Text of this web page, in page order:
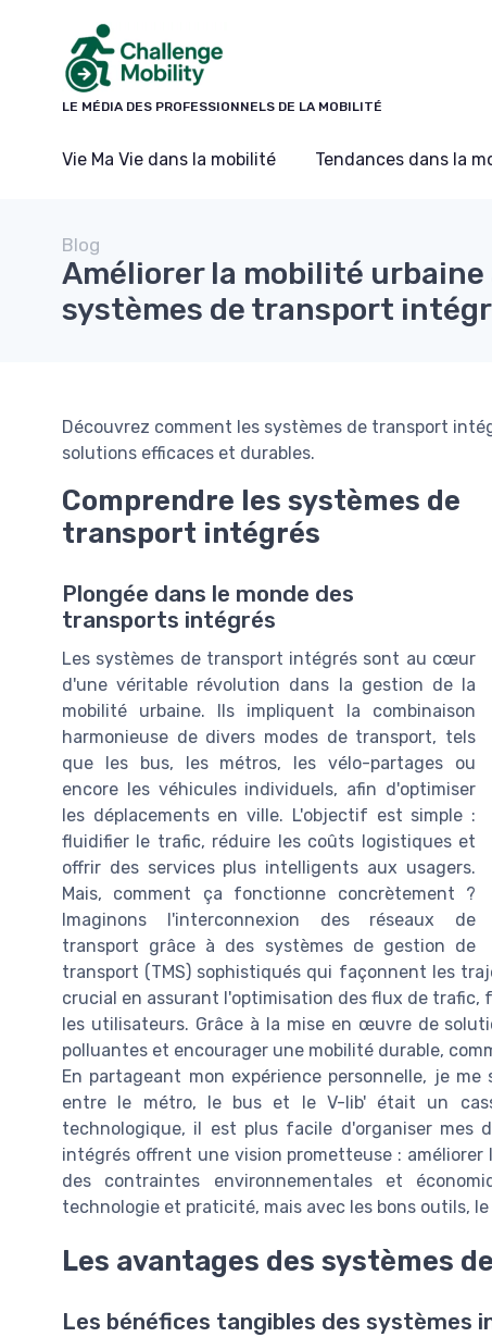
LE MÉDIA DES PROFESSIONNELS DE LA MOBILITÉ
Vie Ma Vie dans la mobilité Tendances dans la
Blog
Améliorer la mobilité urbaine
systèmes de transport
Découvrez comment les systèmes de transport
solutions efficaces et durables.
Comprendre les systèmes de
transport intégrés
Plongée dans le monde des
transports intégrés
Les systèmes de transport intégrés sont au cœur
d'une véritable révolution dans la gestion de la
mobilité urbaine. Ils impliquent la combinaison
harmonieuse de divers modes de transport, tels
que les bus, les métros, les vélo-partages ou
encore les véhicules individuels, afin d'optimiser
les déplacements en ville. L'objectif est simple :
fluidifier le trafic, réduire les coûts logistiques et
offrir des services plus intelligents aux usagers.
Mais, comment ça fonctionne concrètement ?
Imaginons l'interconnexion des réseaux de
transport grâce à des systèmes de gestion de
transport (TMS) sophistiqués qui façonnent les
crucial en assurant l'optimisation des flux de
les utilisateurs. Grâce à la mise en œuvre de
polluantes et encourager une mobilité durable,
En partageant mon expérience personnelle, je
entre le métro, le bus et le V-lib' était un
technologique, il est plus facile d'organiser mes
intégrés offrent une vision prometteuse :
des contraintes environnementales et
technologie et praticité, mais avec les bons outils,
Les avantages des systèmes
Les bénéfices tangibles des systèmes